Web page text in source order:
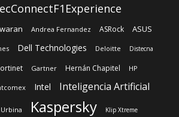
Andrea Fernandez ASRock ASUS
Dell Technologies Deloitte Distecna
Gartner Hernán Chapitel HP
Intel Inteligencia Artificial
Urbina Kaspersky Klip Xtreme